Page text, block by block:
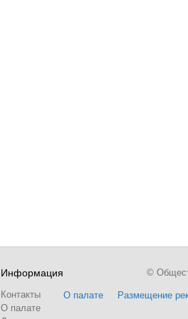
Информация
Контакты
О палате
О палате Размещение
©